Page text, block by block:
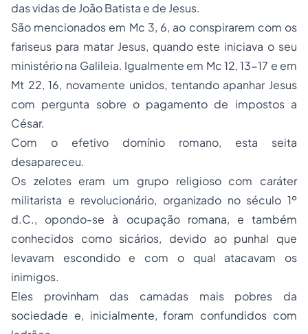
das vidas de João Batista e de Jesus.
São mencionados em Mc 3, 6, ao conspirarem com os
fariseus para matar Jesus, quando este iniciava o seu
ministério na Galileia. Igualmente em Mc 12, 13-17 e em
Mt 22, 16, novamente unidos, tentando apanhar Jesus
com pergunta sobre o pagamento de impostos a
César.
Com o efetivo domínio romano, esta seita
desapareceu.
Os zeloteseram um grupo religioso com caráter
militarista e revolucionário, organizado no século 1º
d.C., opondo-se à ocupação romana, e também
conhecidos como sicários, devido ao punhal que
levavam escondido e com o qual atacavam os
inimigos.
Eles provinham das camadas mais pobres da
sociedade e, inicialmente, foram confundidos com